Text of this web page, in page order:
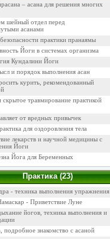
– асана для решения многих
шейный отдел перед
асанами
практики пранаямы
Йоги в системах организма
Кундалини Йоги
и порядок выполнения асан
курить, рекомендованный
скрытое травмирование практикой
от вредных привычек
для оздоровления тела
лекарств и научной медицины с
Йоги
Йога для Беременных
Практика (23)
- техника выполнения упражнения
- Приветствие Луне
йогов, техника выполнения и
подробное знакомство с асаной